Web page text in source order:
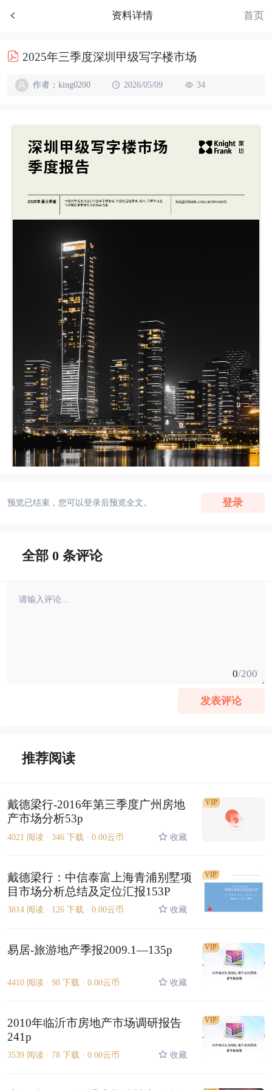
资料详情 首页
2025年三季度深圳甲级写字楼市场
作者：king0200 2026/05/09 34
预览已结束，您可以登录后预览全文。 登录
全部 0 条评论
0/200
发表评论
推荐阅读
戴德梁行-2016年第三季度广州房地
产市场分析53p
4021 阅读 · 346 下载 · 0.00云币 收藏
VIP
戴德梁行：中信泰富上海青浦别墅项
目市场分析总结及定位汇报153P
3814 阅读 · 126 下载 · 0.00云币 收藏
VIP
易居-旅游地产季报2009.1—135p
4410 阅读 · 98 下载 · 0.00云币 收藏
VIP
2010年临沂市房地产市场调研报告
241p
3539 阅读 · 78 下载 · 0.00云币 收藏
VIP